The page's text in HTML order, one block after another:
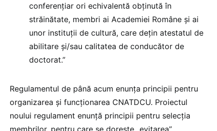
conferențiar ori echivalentă obţinută în
străinătate, membri ai Academiei Române şi ai
unor instituţii de cultură, care dețin atestatul de
abilitare și/sau calitatea de conducător de
doctorat.”
Regulamentul de până acum enunța principii pentru
organizarea și funcționarea CNATDCU. Proiectul
noului regulament enunță principii pentru selecția
membrilor, pentru care se dorește „evitarea”